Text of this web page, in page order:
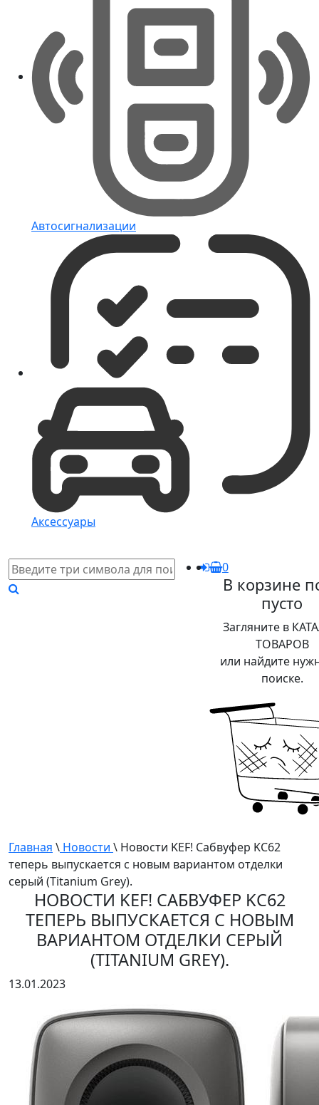
Автосигнализации
Аксессуары
0
В корзине
пусто
Загляните в
ТОВАРОВ
или найдите
поиске.
Главная \ Новости \ Новости KEF! Сабвуфер KC62
теперь выпускается с новым вариантом отделки
серый (Titanium Grey).
НОВОСТИ KEF! САБВУФЕР KC62
ТЕПЕРЬ ВЫПУСКАЕТСЯ С НОВЫМ
ВАРИАНТОМ ОТДЕЛКИ СЕРЫЙ
(TITANIUM GREY).
13.01.2023